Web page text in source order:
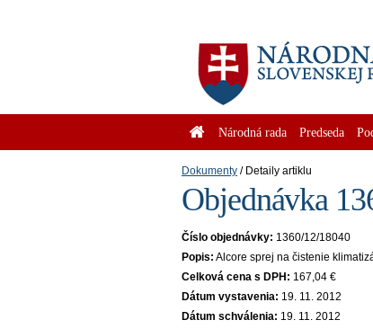
Národná rada Predseda
Dokumenty Detaily artiklu
Objednávka
Číslo objednávky: 1360/12/18040
Popis: Alcore sprej na čistenie
Celková cena s DPH: 167,04 €
Dátum vystavenia: 19. 11. 2012
Dátum schválenia: 19. 11. 2012